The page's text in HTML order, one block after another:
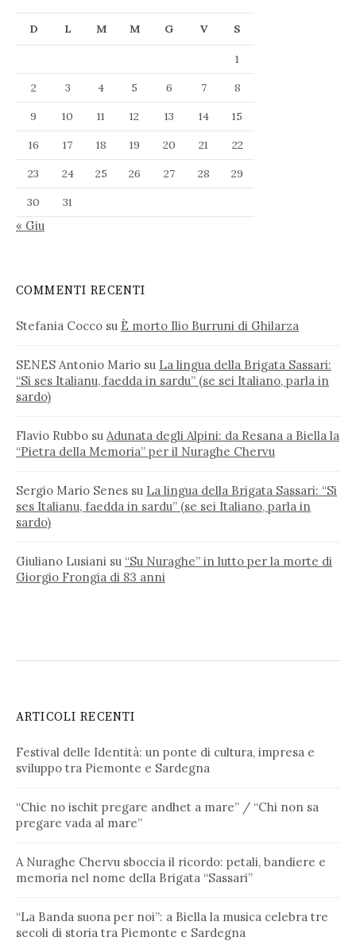
D L M M G V S
1
2
3 4 5 6 7
8
9
10 11 12 13 14
15
16
17 18 19 20 21
22
23
24 25 26 27 28
29
30
31
« Giu
COMMENTI RECENTI
Stefania Cocco su È morto Ilio Burruni di Ghilarza
SENES Antonio Mario su La lingua della Brigata Sassari:
“Si ses Italianu, faedda in sardu” (se sei Italiano, parla in
sardo)
Flavio Rubbo su Adunata degli Alpini: da Resana a Biella la
“Pietra della Memoria” per il Nuraghe Chervu
Sergio Mario Senes su La lingua della Brigata Sassari: “Si
ses Italianu, faedda in sardu” (se sei Italiano, parla in
sardo)
Giuliano Lusiani su “Su Nuraghe” in lutto per la morte di
Giorgio Frongia di 83 anni
ARTICOLI RECENTI
Festival delle Identità: un ponte di cultura, impresa e
sviluppo tra Piemonte e Sardegna
“Chie no ischit pregare andhet a mare” / “Chi non sa
pregare vada al mare”
A Nuraghe Chervu sboccia il ricordo: petali, bandiere e
memoria nel nome della Brigata “Sassari”
“La Banda suona per noi”: a Biella la musica celebra tre
secoli di storia tra Piemonte e Sardegna